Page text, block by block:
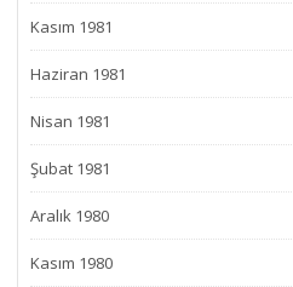
Kasım 1981
Haziran 1981
Nisan 1981
Şubat 1981
Aralık 1980
Kasım 1980